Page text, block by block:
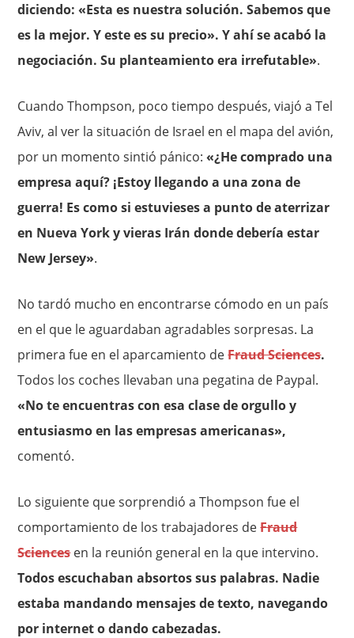
diciendo: «Esta es nuestra solución. Sabemos que
es la mejor. Y este es su precio». Y ahí se acabó la
negociación. Su planteamiento era irrefutable».
Cuando Thompson, poco tiempo después, viajó a Tel
Aviv, al ver la situación de Israel en el mapa del avión,
por un momento sintió pánico: «¿He comprado una
empresa aquí? ¡Estoy llegando a una zona de
guerra! Es como si estuvieses a punto de aterrizar
en Nueva York y vieras Irán donde debería estar
New Jersey».
No tardó mucho en encontrarse cómodo en un país
en el que le aguardaban agradables sorpresas. La
primera fue en el aparcamiento deFraud Sciences.
Todos los coches llevaban una pegatina de Paypal.
«No te encuentras con esa clase de orgullo y
entusiasmo en las empresas americanas»,
comentó.
Lo siguiente que sorprendió a Thompson fue el
comportamiento de los trabajadores deFraud
Sciences en la reunión general en la que intervino.
Todos escuchaban absortos sus palabras. Nadie
estaba mandando mensajes de texto, navegando
por internet o dando cabezadas.